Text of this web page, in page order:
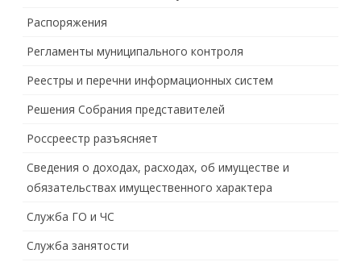
Распоряжения
Регламенты муниципального контроля
Реестры и перечни информационных систем
Решения Собрания представителей
Россреестр разъясняет
Сведения о доходах, расходах, об имуществе и
обязательствах имущественного характера
Служба ГО и ЧС
Служба занятости